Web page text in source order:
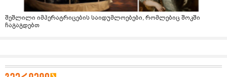
შეშლილი იმპერატრიცების საიდუმლოებები, რომლებიც შოკში
ჩაგაგდებთ